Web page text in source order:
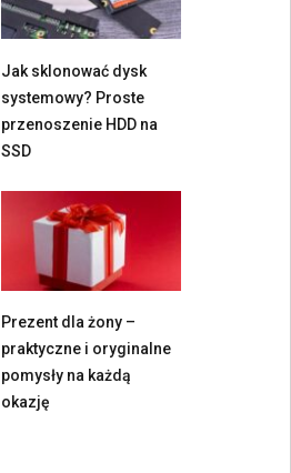
Jak sklonować dysk
systemowy? Proste
przenoszenie HDD na
SSD
Prezent dla żony –
praktyczne i oryginalne
pomysły na każdą
okazję